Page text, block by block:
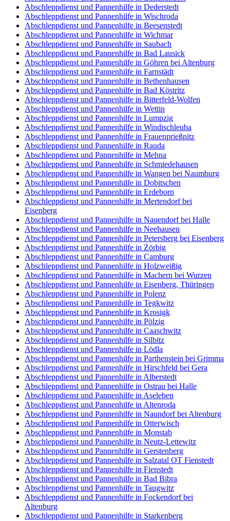
Abschleppdienst und Pannenhilfe in Dederstedt
Abschleppdienst und Pannenhilfe in Wischroda
Abschleppdienst und Pannenhilfe in Beesenstedt
Abschleppdienst und Pannenhilfe in Wichmar
Abschleppdienst und Pannenhilfe in Saubach
Abschleppdienst und Pannenhilfe in Bad Lausick
Abschleppdienst und Pannenhilfe in Göhren bei Altenburg
Abschleppdienst und Pannenhilfe in Farnstädt
Abschleppdienst und Pannenhilfe in Bethenhausen
Abschleppdienst und Pannenhilfe in Bad Köstritz
Abschleppdienst und Pannenhilfe in Bitterfeld-Wolfen
Abschleppdienst und Pannenhilfe in Wettin
Abschleppdienst und Pannenhilfe in Lumpzig
Abschleppdienst und Pannenhilfe in Windischleuba
Abschleppdienst und Pannenhilfe in Frauenprießnitz
Abschleppdienst und Pannenhilfe in Rauda
Abschleppdienst und Pannenhilfe in Mehna
Abschleppdienst und Pannenhilfe in Schmiedehausen
Abschleppdienst und Pannenhilfe in Wangen bei Naumburg
Abschleppdienst und Pannenhilfe in Dobitschen
Abschleppdienst und Pannenhilfe in Erdeborn
Abschleppdienst und Pannenhilfe in Mertendorf bei
Eisenberg
Abschleppdienst und Pannenhilfe in Nauendorf bei Halle
Abschleppdienst und Pannenhilfe in Neehausen
Abschleppdienst und Pannenhilfe in Petersberg bei Eisenberg
Abschleppdienst und Pannenhilfe in Zörbig
Abschleppdienst und Pannenhilfe in Camburg
Abschleppdienst und Pannenhilfe in Holzweißig
Abschleppdienst und Pannenhilfe in Machern bei Wurzen
Abschleppdienst und Pannenhilfe in Eisenberg, Thüringen
Abschleppdienst und Pannenhilfe in Polenz
Abschleppdienst und Pannenhilfe in Tegkwitz
Abschleppdienst und Pannenhilfe in Krosigk
Abschleppdienst und Pannenhilfe in Pölzig
Abschleppdienst und Pannenhilfe in Caaschwitz
Abschleppdienst und Pannenhilfe in Silbitz
Abschleppdienst und Pannenhilfe in Lödla
Abschleppdienst und Pannenhilfe in Parthenstein bei Grimma
Abschleppdienst und Pannenhilfe in Hirschfeld bei Gera
Abschleppdienst und Pannenhilfe in Alberstedt
Abschleppdienst und Pannenhilfe in Ostrau bei Halle
Abschleppdienst und Pannenhilfe in Aseleben
Abschleppdienst und Pannenhilfe in Altenroda
Abschleppdienst und Pannenhilfe in Naundorf bei Altenburg
Abschleppdienst und Pannenhilfe in Otterwisch
Abschleppdienst und Pannenhilfe in Monstab
Abschleppdienst und Pannenhilfe in Neutz-Lettewitz
Abschleppdienst und Pannenhilfe in Gerstenberg
Abschleppdienst und Pannenhilfe in Salzatal OT Fienstedt
Abschleppdienst und Pannenhilfe in Fienstedt
Abschleppdienst und Pannenhilfe in Bad Bibra
Abschleppdienst und Pannenhilfe in Taugwitz
Abschleppdienst und Pannenhilfe in Fockendorf bei
Altenburg
Abschleppdienst und Pannenhilfe in Starkenberg